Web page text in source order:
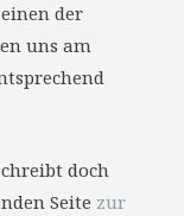
der
uns am
doch
Seite zur